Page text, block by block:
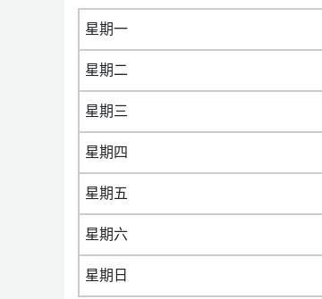
星期一
星期二
星期三
星期四
星期五
星期六
星期日